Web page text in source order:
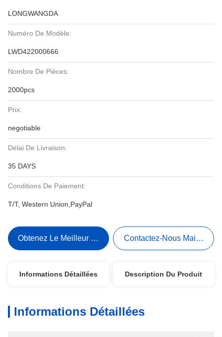
LONGWANGDA
Numéro De Modèle:
LWD422000666
Nombre De Pièces:
2000pcs
Prix:
negotiable
Délai De Livraison:
35 DAYS
Conditions De Paiement:
T/T, Western Union,PayPal
Obtenez Le Meilleur Prix Contactez-Nous Maintenant
Informations Détaillées Description Du Produit
Informations Détaillées